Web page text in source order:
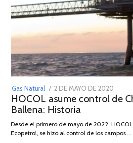
Gas Natural
POSTED
ON
2 DE MAYO DE 2020
DE
2026
HOCOL asume control de
Ballena: Historia
Desde el primero de mayo de 2022,
Ecopetrol, se hizo al control de los campos …